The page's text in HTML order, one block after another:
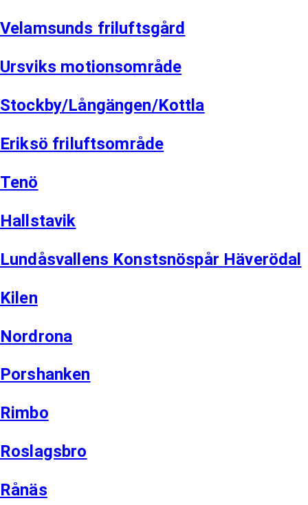
Velamsunds friluftsgård
Ursviks motionsområde
Stockby/Långängen/Kottla
Eriksö friluftsområde
Tenö
Hallstavik
Lundåsvallens Konstsnöspår Häverödal
Kilen
Nordrona
Porshanken
Rimbo
Roslagsbro
Rånäs